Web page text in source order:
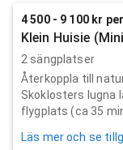
4 500 - 9 100 kr
Klein Huisie
2 sängplatser
Återkoppla till
Skoklosters lugna
flygplats (ca 35
Läs mer och se